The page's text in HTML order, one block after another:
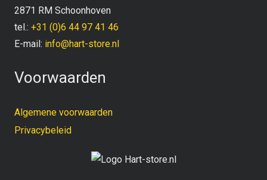
2871 RM Schoonhoven
tel.: +31 (0)6 44 97 41 46
E-mail: info@hart-store.nl
Voorwaarden
Algemene voorwaarden
Privacybeleid